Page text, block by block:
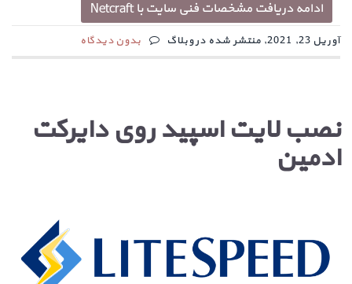
ادامه دریافت مشخصات فنی سایت با Netcraft
آوریل 23, 2021, منتشر شده در وبلاگ بدون دیدگاه
نصب لایت اسپید روی دایرکت
ادمین